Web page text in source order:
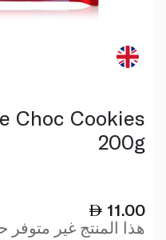
Choc Cookies
200g
11.00
هذا المنتج غير متوفر